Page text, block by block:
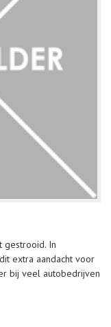
gestrooid. In
extra aandacht voor
bij veel autobedrijven